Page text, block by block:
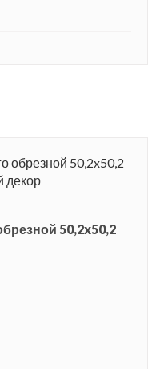
50,2x50,2